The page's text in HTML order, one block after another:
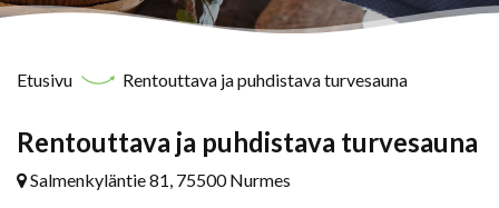
Etusivu Rentouttava ja puhdistava turvesauna
Rentouttava ja puhdistava turvesauna
Salmenkyläntie 81, 75500 Nurmes